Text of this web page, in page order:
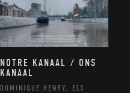
NOTRE KANAAL / ONS
KANAAL
DOMINIQUE HENRY, ELS